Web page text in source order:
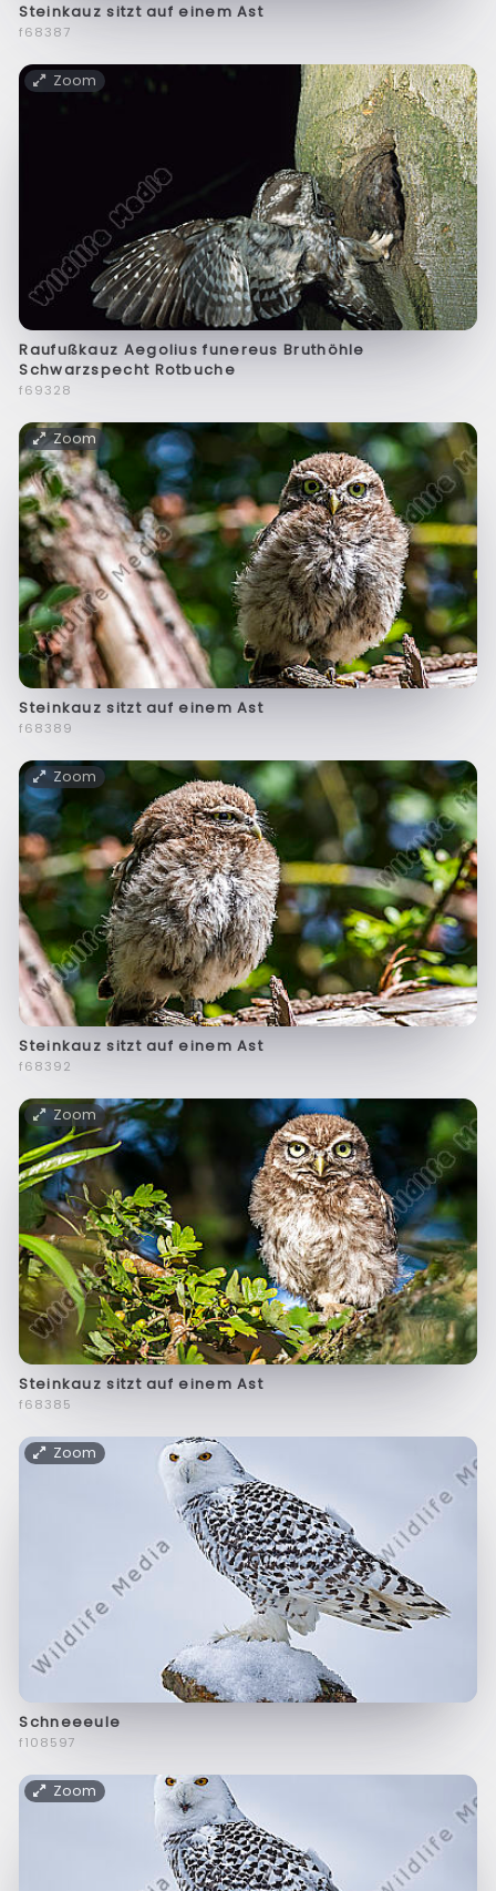
Steinkauz sitzt auf einem Ast
f68387
Zoom
Raufußkauz Aegolius funereus Bruthöhle
Schwarzspecht Rotbuche
f69328
Zoom
Steinkauz sitzt auf einem Ast
f68389
Zoom
Steinkauz sitzt auf einem Ast
f68392
Zoom
Steinkauz sitzt auf einem Ast
f68385
Zoom
Schneeeule
f108597
Zoom